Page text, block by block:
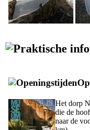
Het dorp
die de
naar de